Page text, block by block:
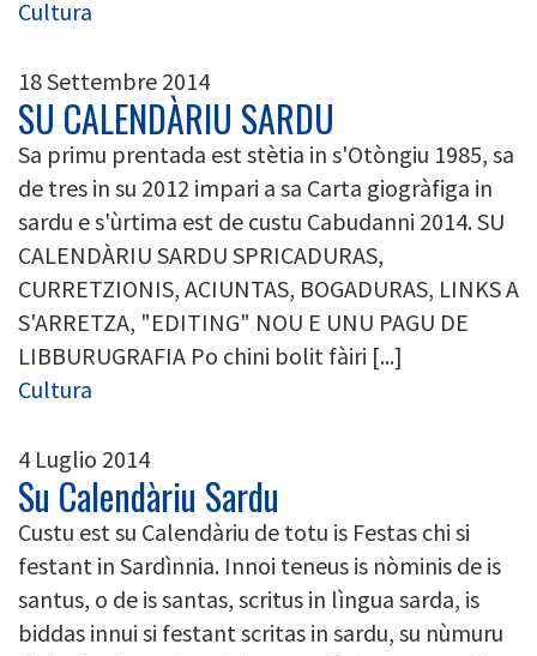
Cultura
18 Settembre 2014
SU CALENDÀRIU SARDU
Sa primu prentada est stètia in s'Otòngiu 1985, sa
de tres in su 2012 impari a sa Carta giogràfiga in
sardu e s'ùrtima est de custu Cabudanni 2014. SU
CALENDÀRIU SARDU SPRICADURAS,
CURRETZIONIS, ACIUNTAS, BOGADURAS, LINKS A
S'ARRETZA, "EDITING" NOU E UNU PAGU DE
LIBBURUGRAFIA Po chini bolit fàiri [...]
Cultura
4 Luglio 2014
Su Calendàriu Sardu
Custu est su Calendàriu de totu is Festas chi si
festant in Sardìnnia. Innoi teneus is nòminis de is
santus, o de is santas, scritus in lìngua sarda, is
biddas innui si festant scritas in sardu, su nùmuru